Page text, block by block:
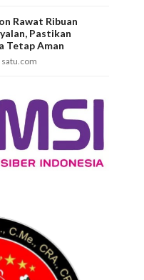
Rawat Ribuan
Pastikan
Tetap Aman
satu.com